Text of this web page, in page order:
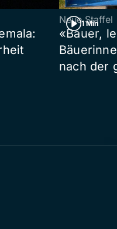
1 Min
Neue Staffel
«Bauer,
nach der